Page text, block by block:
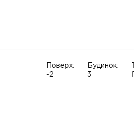
Поверх:
-2
Будинок:
3